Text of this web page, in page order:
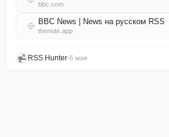
bbc.com
BBC News | News на русском RSS
thenote.app
RSS Hunter•5 мая